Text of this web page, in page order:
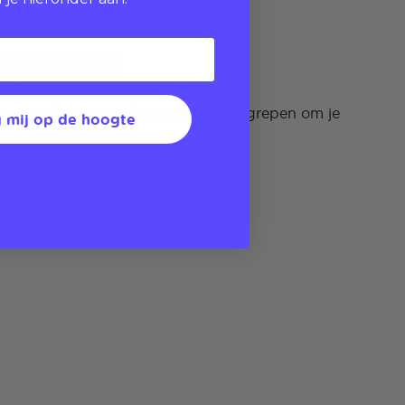
en wissel tussen de handgrepen om je
mij op de hoogte